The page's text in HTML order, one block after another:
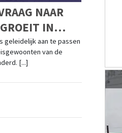
NAAR
IN
JAAR
geleidelijk aan te passen
van de
[...]